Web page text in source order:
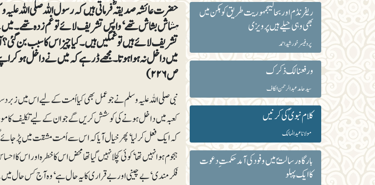
ریفرنڈم اور بحالیجمہوریت طریق کوہکن میں
بھی وہی حیلے ہیں پرویزی
پروفیسر خورشید احمد
ورفعنا لک ذکرک
سید حامد عبدالرحمن الکاف
کلام نبویؐ کی کرنیں
مولانا عبد المالک
بارگاہ رسالتؐ میں وفود کی آمد حکمتِ دعوت
کا ایک پہلو
حضرت عائشہ صدیقہ ؓ فرماتی ہیں کہ رسول اللہ صلی
ہشاش بشاش تھے‘ واپس تشریف لائے تو غم زدہ تھے۔
تشریف لائے ہیں تو غمگین ہیں۔ کیا چیز اس کا سبب بن
میں داخل نہ ہوا ہوتا۔ مجھے ڈر ہے کہ میں نے داخل ہو کر
ص۲۲۶)
نبی صلی اللہ علیہ وسلم نے جو عمل بھی کیااُمت کے لیے اس میں
کعبہ میں داخل ہونے کی کوشش کریں گے جو ان کے لیے تکلیف کا
کہ ایک فعل کر لیا‘ پھر خیال آیا کہ اس سے اُمت مشقت میں پڑ
ہجوم ہوا نہیں تھا ‘کوئی کچلا نہیں گیا تھا محض اس کا خطرہ اور اس
فکرمندی‘ بے چینی اور بے قراری کا یہ حال ہے‘ وہ آج کس حال میں